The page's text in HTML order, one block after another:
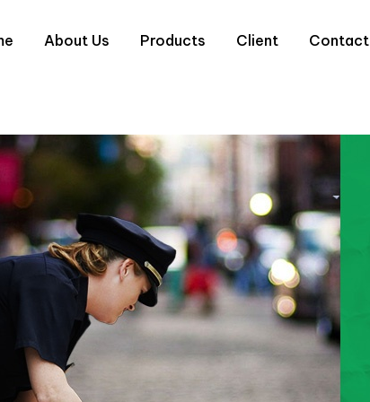
About Us Products Client Contact